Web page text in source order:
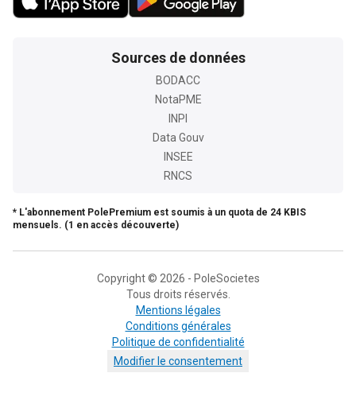
Sources de données
BODACC
NotaPME
INPI
Data Gouv
INSEE
RNCS
* L'abonnement PolePremium est soumis à un quota de 24 KBIS
mensuels. (1 en accès découverte)
Copyright © 2026 - PoleSocietes
Tous droits réservés.
Mentions légales
Conditions générales
Politique de confidentialité
Modifier le consentement